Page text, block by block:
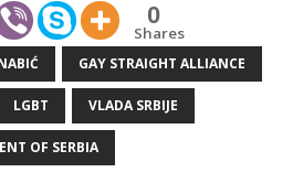
0
Shares
GAY STRAIGHT ALLIANCE
LGBT VLADA SRBIJE
OF SERBIA